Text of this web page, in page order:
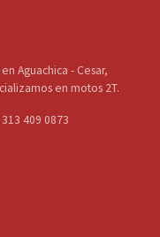
Aguachica - Cesar,
en motos 2T.
409 0873